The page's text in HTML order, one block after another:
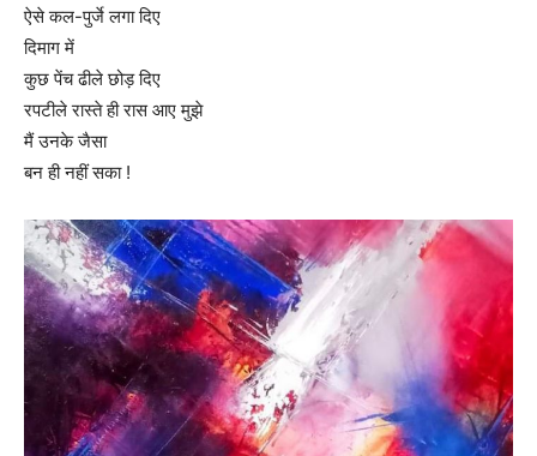
ऐसे कल-पुर्जे लगा दिए
दिमाग में
कुछ पेंच ढीले छोड़ दिए
रपटीले रास्ते ही रास आए मुझे
मैं उनके जैसा
बन ही नहीं सका !